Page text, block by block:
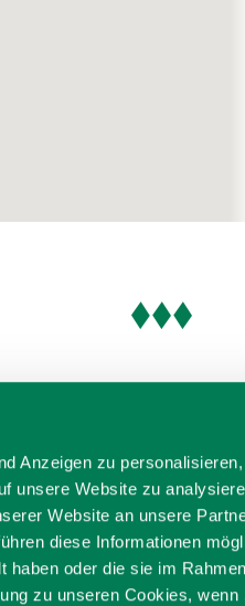
Anzeigen zu
unsere Website zu
Website an unsere
diese Informationen
haben oder die sie im
zu unseren Cookies,